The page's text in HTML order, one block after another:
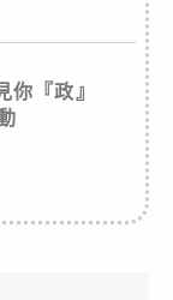
你『政』